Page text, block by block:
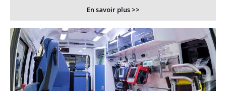
En savoir plus >>